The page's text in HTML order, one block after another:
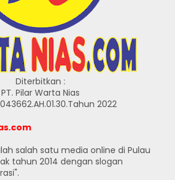
Diterbitkan :
PT. Pilar Warta Nias
2022
salah satu media online di Pulau
tahun 2014 dengan slogan